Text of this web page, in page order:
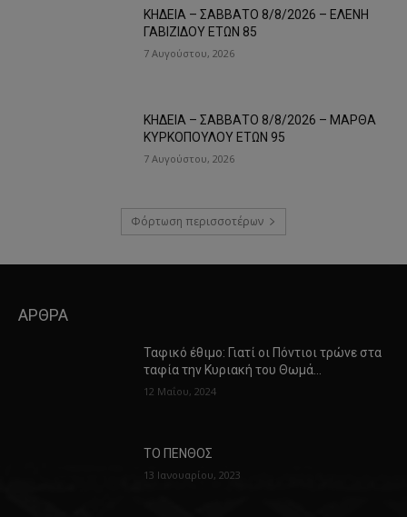
ΚΗΔΕΙΑ – ΣΑΒΒΑΤΟ 8/8/2026 – ΕΛΕΝΗ
ΓΑΒΙΖΙΔΟΥ ΕΤΩΝ 85
7 Αυγούστου, 2026
ΚΗΔΕΙΑ – ΣΑΒΒΑΤΟ 8/8/2026 – ΜΑΡΘΑ
ΚΥΡΚΟΠΟΥΛΟΥ ΕΤΩΝ 95
7 Αυγούστου, 2026
Φόρτωση περισσοτέρων
ΑΡΘΡΑ
Ταφικό έθιμο: Γιατί οι Πόντιοι τρώνε στα
ταφία την Κυριακή του Θωμά…
12 Μαΐου, 2024
ΤΟ ΠΕΝΘΟΣ
13 Ιανουαρίου, 2023